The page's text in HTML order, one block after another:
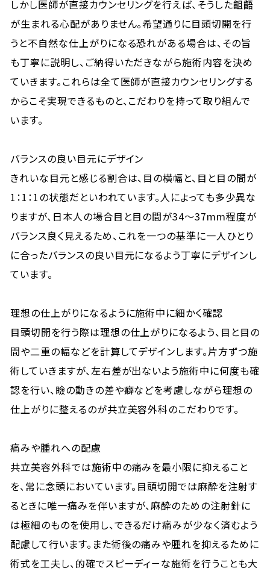
しかし医師が直接カウンセリングを行えば、そうした齟齬
が生まれる心配がありません。希望通りに目頭切開を行
うと不自然な仕上がりになる恐れがある場合は、その旨
も丁寧に説明し、ご納得いただきながら施術内容を決め
ていきます。これらは全て医師が直接カウンセリングする
からこそ実現できるものと、こだわりを持って取り組んで
います。
バランスの良い目元にデザイン
きれいな目元と感じる割合は、目の横幅と、目と目の間が
1：1：1の状態だといわれています。人によっても多少異な
りますが、日本人の場合目と目の間が34～37mm程度が
バランス良く見えるため、これを一つの基準に一人ひとり
に合ったバランスの良い目元になるよう丁寧にデザインし
ています。
理想の仕上がりになるように施術中に細かく確認
目頭切開を行う際は理想の仕上がりになるよう、目と目の
間や二重の幅などを計算してデザインします。片方ずつ施
術していきますが、左右差が出ないよう施術中に何度も確
認を行い、瞼の動きの差や癖などを考慮しながら理想の
仕上がりに整えるのが共立美容外科のこだわりです。
痛みや腫れへの配慮
共立美容外科では施術中の痛みを最小限に抑えること
を、常に念頭においています。目頭切開では麻酔を注射す
るときに唯一痛みを伴いますが、麻酔のための注射針に
は極細のものを使用し、できるだけ痛みが少なく済むよう
配慮して行います。また術後の痛みや腫れを抑えるために
術式を工夫し、的確でスピーディ－な施術を行うことも大